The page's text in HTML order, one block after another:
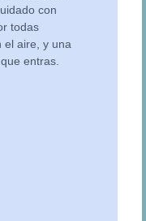
con
todas
el aire, y una
entras.